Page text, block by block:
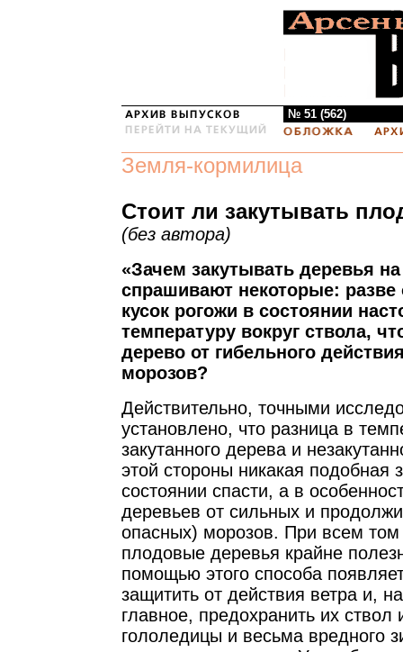
№ 51 (562)
Земля-кормилица
Стоит ли закутывать
(без автора)
«Зачем закутывать деревья
спрашивают некоторые:
кусок рогожи в состоянии
температуру вокруг ствола,
дерево от гибельного
морозов?
Действительно, точными
установлено, что разница в
закутанного дерева и
этой стороны никакая подобная
состоянии спасти, а в
деревьев от сильных и
опасных) морозов. При всем том
плодовые деревья крайне
помощью этого способа
защитить от действия ветра и,
главное, предохранить их ствол
гололедицы и весьма вредного